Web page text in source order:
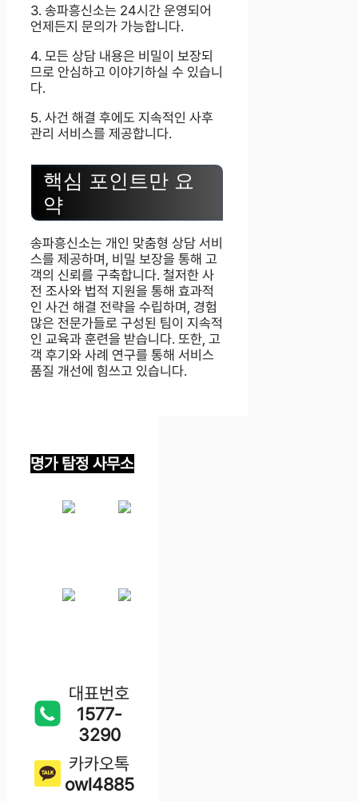
3. 송파흥신소는 24시간 운영되어
언제든지 문의가 가능합니다.
4. 모든 상담 내용은 비밀이 보장되
므로 안심하고 이야기하실 수 있습니
다.
5. 사건 해결 후에도 지속적인 사후
관리 서비스를 제공합니다.
핵심 포인트만 요
약
송파흥신소는 개인 맞춤형 상담 서비
스를 제공하며, 비밀 보장을 통해 고
객의 신뢰를 구축합니다. 철저한 사
전 조사와 법적 지원을 통해 효과적
인 사건 해결 전략을 수립하며, 경험
많은 전문가들로 구성된 팀이 지속적
인 교육과 훈련을 받습니다. 또한, 고
객 후기와 사례 연구를 통해 서비스
품질 개선에 힘쓰고 있습니다.
명가 탐정 사무소
대표번호
1577-
3290
카카오톡
owl4885